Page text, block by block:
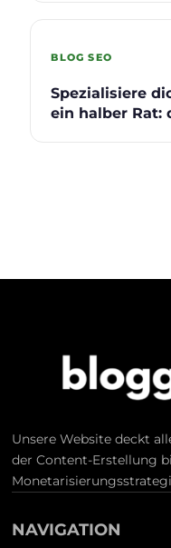
BLOG SEO
Spezialisiere
ein halber Rat:
Unsere Website deckt
der Content-Erstellung
NAVIGATION